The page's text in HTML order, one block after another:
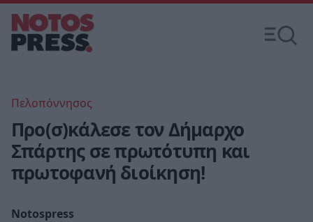
Πελοπόννησος
Προ(σ)κάλεσε τον Δήμαρχο
Σπάρτης σε πρωτότυπη και
πρωτοφανή διοίκηση!
Notospress